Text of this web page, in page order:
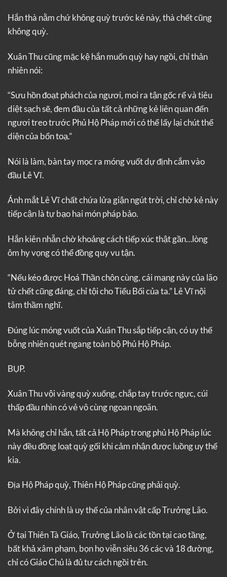
Hắn thà nằm chứ không quỳ trước kẻ này, thà chết cũng
không quỳ.
Xuân Thu cũng mặc kệ hắn muốn quỳ hay ngồi, chỉ thản
nhiên nói:
“Sưu hồn đoạt phách của ngươi, moi ra tận gốc rể và tiêu
diệt sạch sẽ, đem đầu của tất cả những kẻ liên quan đến
ngươi treo trước Phủ Hộ Pháp mới có thể lấy lại chút thể
diện của bổn toạ.”
Nói là làm, bàn tay mọc ra móng vuốt dự định cắm vào
đầu Lê Vĩ.
Ánh mắt Lê Vĩ chất chứa lửa giận ngút trời, chỉ chờ kẻ này
tiếp cận là tự bạo hai món pháp bảo.
Hắn kiên nhẫn chờ khoảng cách tiếp xúc thật gần…lòng
ôm hy vọng có thể đồng quy vu tận.
“Nếu kéo được Hoá Thần chôn cùng, cái mạng này của lão
tử chết cũng đáng, chỉ tội cho Tiểu Bối của ta.” Lê Vĩ nội
tâm thầm nghĩ.
Đúng lúc móng vuốt của Xuân Thu sắp tiếp cận, có uy thế
bỗng nhiên quét ngang toàn bộ Phủ Hộ Pháp.
BỤP.
Xuân Thu vội vàng quỳ xuống, chắp tay trước ngực, cúi
thấp đầu nhìn có vẻ vô cùng ngoan ngoãn.
Mà không chỉ hắn, tất cả Hộ Pháp trong phủ Hộ Pháp lúc
này đều đồng loạt quỳ gối khi cảm nhận được luồng uy thế
kia.
Địa Hộ Pháp quỳ, Thiên Hộ Pháp cũng phải quỳ.
Bởi vì đây chính là uy thế của nhân vật cấp Trưởng Lão.
Ở tại Thiên Tà Giáo, Trưởng Lão là các tồn tại cao tầng,
bất khả xâm phạm, bọn họ viễn siêu 36 các và 18 đường,
chỉ có Giáo Chủ là đủ tư cách ngồi trên.